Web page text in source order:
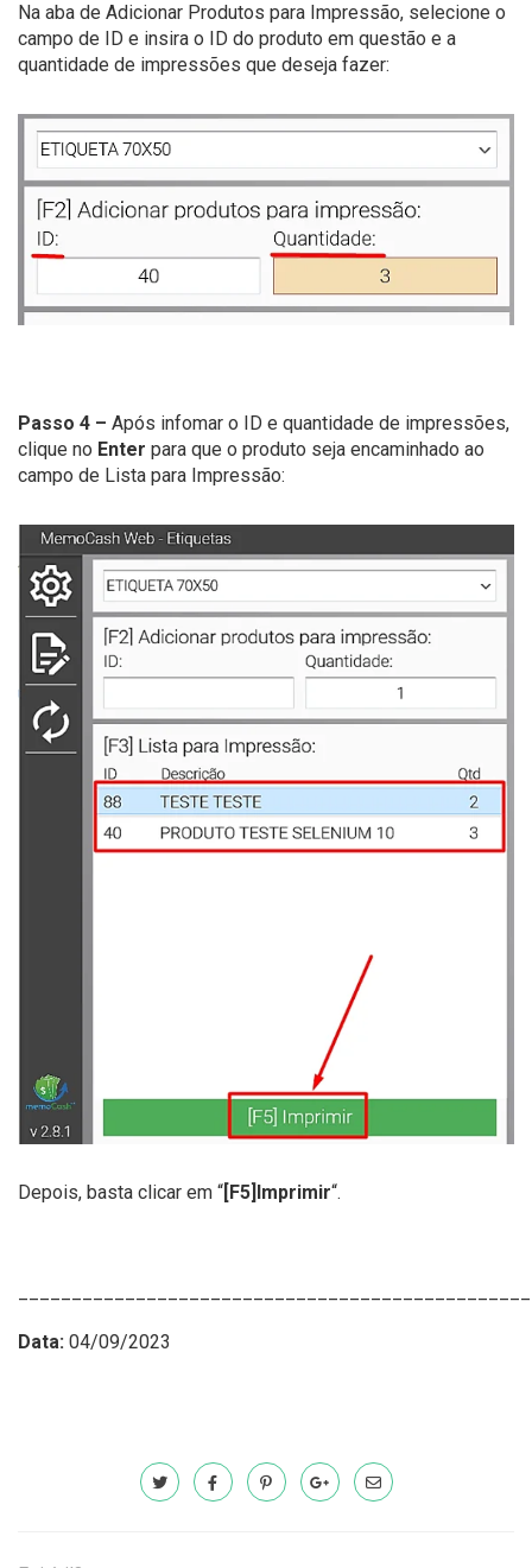
Na aba de Adicionar Produtos para Impressão, selecione o
campo de ID e insira o ID do produto em questão e a
quantidade de impressões que deseja fazer:
Passo 4 – Após infomar o ID e quantidade de impressões,
clique no Enter para que o produto seja encaminhado ao
campo de Lista para Impressão:
Depois, basta clicar em “ [F5]Imprimir“.
Data: 04/09/2023